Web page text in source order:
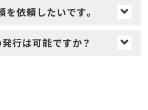
条件や天候不順、配送業者
ください。
発行・教材の発送はご入金
、ご入金後のキャンセ
に間に合わなかった」「教育
依頼したいです。
がございましたら、ご
行は可能ですか？